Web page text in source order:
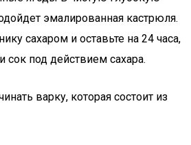
эмалированная кастрюля.
сахаром и оставьте на 24 часа,
под действием сахара.
варку, которая состоит из